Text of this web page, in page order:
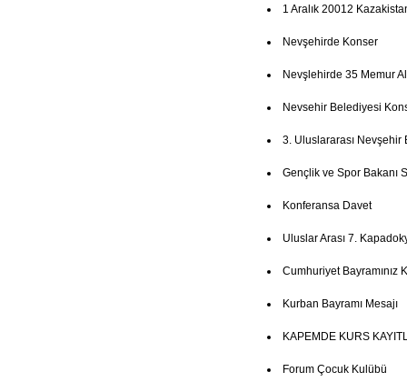
1 Aralık 20012
Nevşehirde Konser
Nevşlehirde 35 Memur
Nevsehir Belediyesi
3. Uluslararası Nevşehir
Gençlik ve Spor Bakanı
Konferansa Davet
Uluslar Arası 7.
Cumhuriyet Bayramınız
Kurban Bayramı Mesajı
KAPEMDE KURS
Forum Çocuk Kulübü